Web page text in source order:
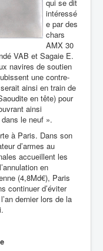
qui se dit
intéressé
e par des
chars
AMX 30
VAB et Sagaie E.
navires de soutien
une contre-
ainsi en train de
en tête) pour
ainsi
le neuf ».
à Paris. Dans son
d’armes au
accueillent les
en
(4,8Md€), Paris
continuer d’éviter
dernier lors de la